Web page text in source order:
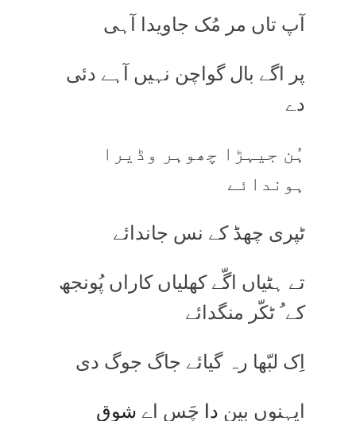
آپ تاں مر مُک جاویدا آہی
پر اگے بال گواچن نہیں آہے دئی
دے
ہُن جیہڑا چھوہر وڈیرا
ہوندائے
ٹپری چھڈ کے نس جاندائے
تے ہٹیاں اگّے کھلیاں کاراں پُونجھ
کے ُ ٹکّر منگدائے
اِک لبّھا رہ گیائے جاگ جوگ دی
ایہنوں بِین دا چَس اے شوق